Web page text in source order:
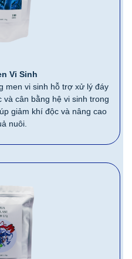
Vi Sinh
men vi sinh hỗ trợ xử lý đáy
cân bằng hệ vi sinh trong
giảm khí độc và nâng cao
nuôi.